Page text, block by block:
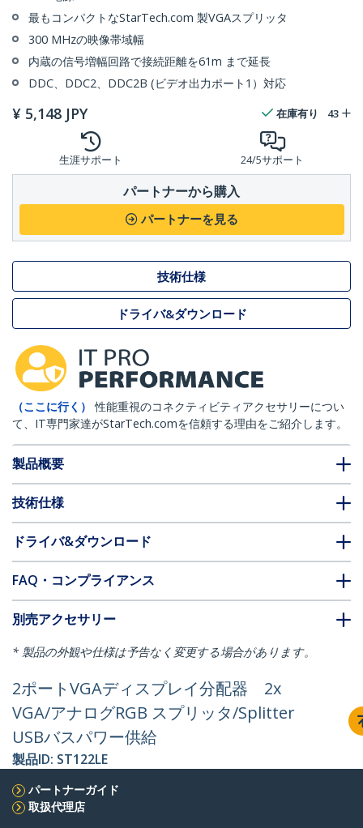
最もコンパクトなStarTech.com 製VGAスプリッタ
300 MHzの映像帯域幅
内蔵の信号増幅回路で接続距離を61m まで延長
DDC、DDC2、DDC2B (ビデオ出力ポート1）対応
¥ 5,148 JPY 在庫有り 43
生涯サポート 24/5サポート
パートナーから購入
パートナーを見る
技術仕様
ドライバ&ダウンロード
（ここに行く）
性能重視のコネクティビティアクセサリーについ
て、IT専門家達がStarTech.comを信頼する理由をご紹介します。
製品概要
技術仕様
ドライバ&ダウンロード
FAQ・コンプライアンス
別売アクセサリー
* 製品の外観や仕様は予告なく変更する場合があります。
2ポートVGAディスプレイ分配器 2x
VGA/アナログRGB スプリッタ/Splitter
USBバスパワー供給
製品ID: ST122LE
パートナーガイド
取扱代理店